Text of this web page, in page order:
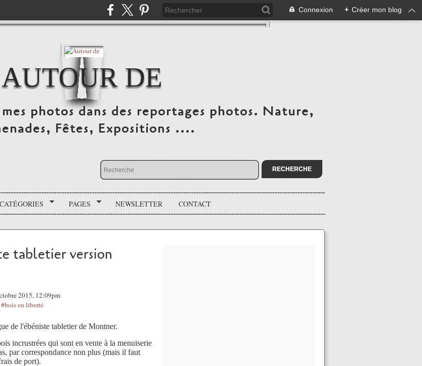
Connexion + Créer mon blog
AUTOUR DE
photos dans des reportages photos. Nature,
Fêtes, Expositions ....
CATÉGORIES PAGES NEWSLETTER CONTACT
tabletier version
2015, 12:09pm
#bois en liberté
de l'ébéniste tabletier de Montner.
incrustrées qui sont en vente à la menuiserie
par correspondance non plus (mais il faut
de port).